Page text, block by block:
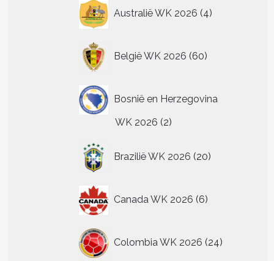
Australië WK 2026 4
producten
België WK 2026 60
producten
Bosnië en Herzegovina
WK 2026 22
Brazilië WK 2026 20
producten
Canada WK 2026 6
producten
Colombia WK 2026 24
producten